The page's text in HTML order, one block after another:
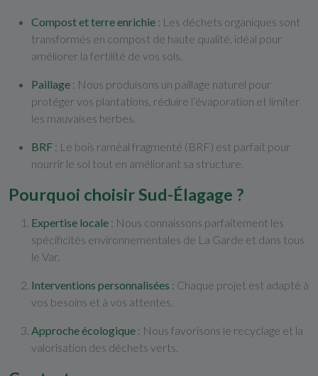
Compost et terre enrichie : Les déchets organiques sont
transformés en compost de haute qualité, idéal pour
améliorer la fertilité de vos sols.
Paillage : Nous produisons un paillage naturel pour
protéger vos plantations, réduire l’évaporation et limiter
les mauvaises herbes.
BRF : Le bois raméal fragmenté (BRF) est parfait pour
nourrir le sol tout en améliorant sa structure.
Pourquoi choisir Sud-Élagage ?
Expertise locale : Nous connaissons parfaitement les
spécificités environnementales de La Garde et dans tous
le Var.
Interventions personnalisées : Chaque projet est adapté à
vos besoins et à vos attentes.
Approche écologique : Nous favorisons le recyclage et la
valorisation des déchets verts.